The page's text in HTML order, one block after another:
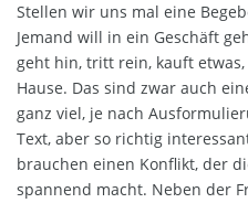
Stellen wir uns mal eine
Jemand will in ein Geschäft
geht hin, tritt rein, kauft
Hause. Das sind zwar auch
ganz viel, je nach
Text, aber so richtig
brauchen einen Konflikt, der
spannend macht. Neben der